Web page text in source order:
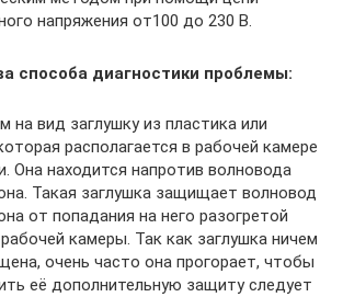
напряжения от100 до 230 В.
способа диагностики проблемы:
на вид заглушку из пластика или
располагается в рабочей камере
Она находится напротив волновода
Такая заглушка защищает волновод
от попадания на него разогретой
камеры. Так как заглушка ничем
очень часто она прогорает, чтобы
её дополнительную защиту следует